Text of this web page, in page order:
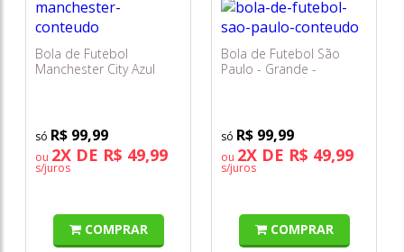
Bola de Futebol
Manchester City Azul
R$ 99,99
ou 2X DE R$ 49,99
s/juros
COMPRAR
Bola de Futebol São
Paulo - Grande -
R$ 99,99
ou 2X DE R$ 49,99
s/juros
COMPRAR